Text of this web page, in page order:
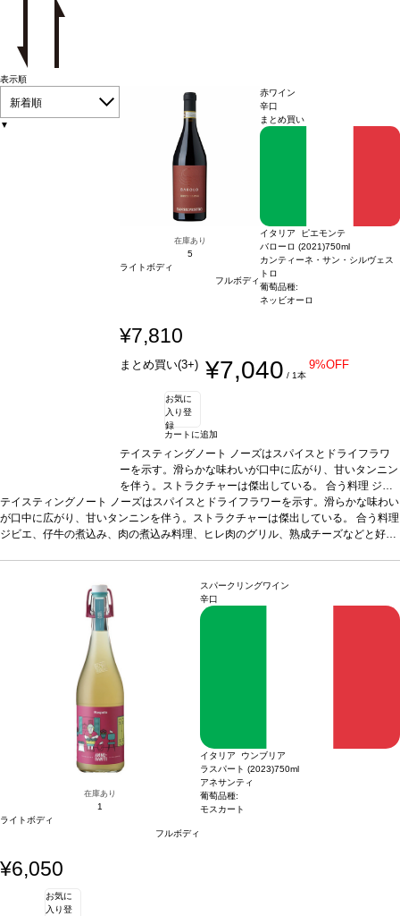
表示順
新着順
▼
在庫あり
5
ライトボディ
フルボディ
赤ワイン
辛口
まとめ買い
イタリア ピエモンテ
バローロ (2021)750ml
カンティーネ・サン・シルヴェス
トロ
葡萄品種:
ネッビオーロ
¥7,810
まとめ買い(3+) ¥7,040 / 1本
9%OFF
お気に
入り登
録
カートに追加
テイスティングノート ノーズはスパイスとドライフラワ
ーを示す。滑らかな味わいが口中に広がり、甘いタンニン
を伴う。ストラクチャーは傑出している。合う料理 ジビ
エ、仔牛の煮込み、肉の煮込み料理、ヒレ肉のグリル、熟
成チーズなどと好相性葡萄品種100% ネッビオーロ認証
EQUALITAS認証
*本ヴィンテージが在庫切れの場合、在
テイスティングノート ノーズはスパイスとドライフラワーを示す。滑らかな味わい
が口中に広がり、甘いタンニンを伴う。ストラクチャーは傑出している。 合う料理
ジビエ、仔牛の煮込み、肉の煮込み料理、ヒレ肉のグリル、熟成チーズなどと好相
す、ご了承ください。
在庫あり
1
ライトボディ
フルボディ
スパークリングワイン
辛口
イタリア ウンブリア
ラスパート (2023)750ml
アネサンティ
葡萄品種:
モスカート
¥6,050
お気に
入り登